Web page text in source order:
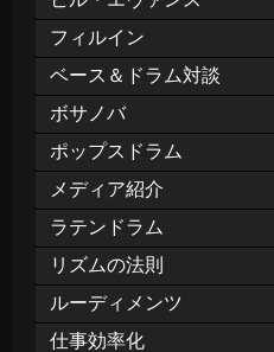
フィルイン
ベース＆ドラム対談
ボサノバ
ポップスドラム
メディア紹介
ラテンドラム
リズムの法則
ルーディメンツ
仕事効率化